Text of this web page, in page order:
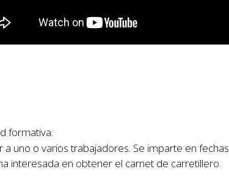
formativa:
uno o varios trabajadores. Se imparte en fechas
interesada en obtener el carnet de carretillero.